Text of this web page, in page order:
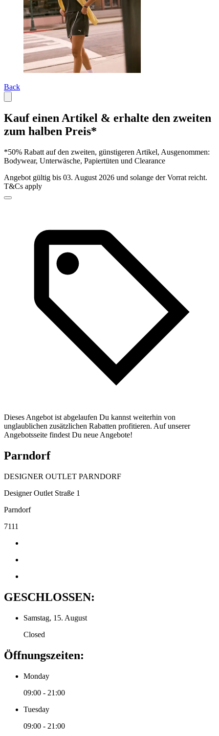
Back
Kauf einen Artikel & erhalte den zweiten
zum halben Preis*
*50% Rabatt auf den zweiten, günstigeren Artikel, Ausgenommen:
Bodywear, Unterwäsche, Papiertüten und Clearance
Angebot gültig bis 03. August 2026 und solange der Vorrat reicht.
T&Cs apply
Dieses Angebot ist abgelaufen Du kannst weiterhin von
unglaublichen zusätzlichen Rabatten profitieren. Auf unserer
Angebotsseite findest Du neue Angebote!
Parndorf
DESIGNER OUTLET PARNDORF
Designer Outlet Straße 1
Parndorf
7111
GESCHLOSSEN:
Samstag, 15. August
Closed
Öffnungszeiten:
Monday
09:00 - 21:00
Tuesday
09:00 - 21:00